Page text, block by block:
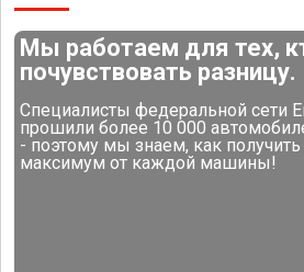
Мы работаем для тех,
почувствовать разницу.
Специалисты федеральной сети
прошили более 10 000
- поэтому мы знаем, как
максимум от каждой машины!